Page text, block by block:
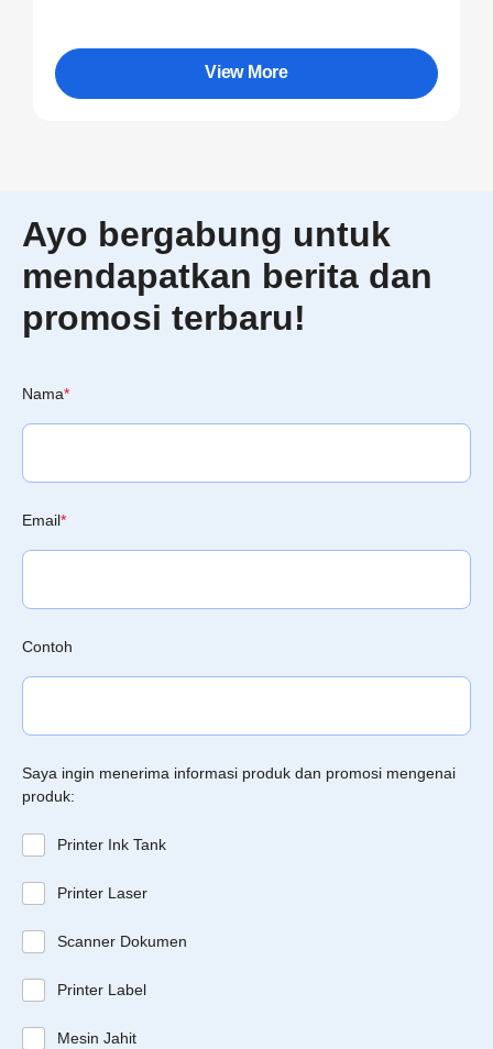
View More
Ayo bergabung untuk
mendapatkan berita dan
promosi terbaru!
Nama*
Email*
Contoh
Saya ingin menerima informasi produk dan promosi mengenai
produk:
Printer Ink Tank
Printer Laser
Scanner Dokumen
Printer Label
Mesin Jahit